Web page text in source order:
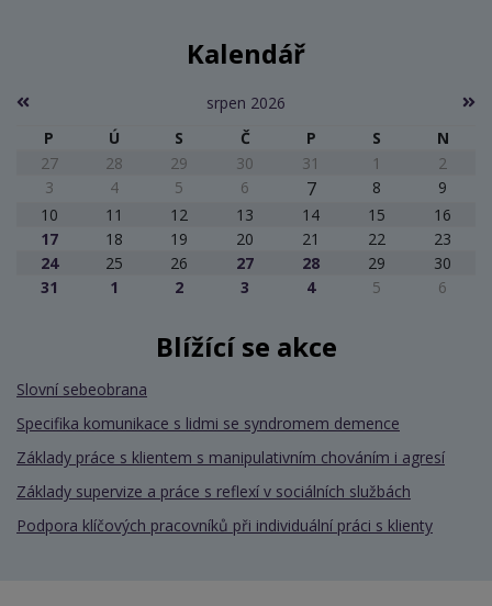
Kalendář
srpen 2026
P
Ú S Č P S
N
27
28 29 30 31 1
2
3
4 5 6 7 8
9
10
11 12 13 14 15
16
17
18 19 20 21 22
23
24
25 26 27 28 29
30
31
1 2 3 4 5 6
Blížící se akce
Slovní sebeobrana
Specifika komunikace s lidmi se syndromem demence
Základy práce s klientem s manipulativním chováním i agresí
Základy supervize a práce s reflexí v sociálních službách
Podpora klíčových pracovníků při individuální práci s klienty